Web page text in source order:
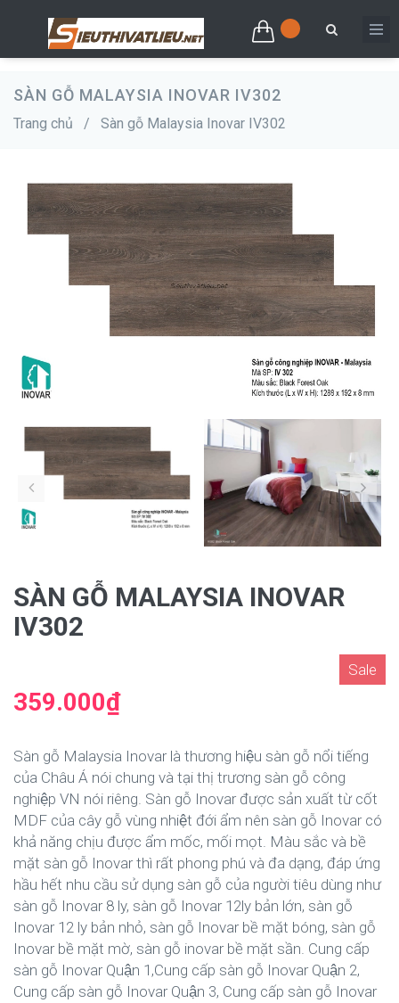
SÀN GỖ MALAYSIA INOVAR IV302
Trang chủ / Sàn gỗ Malaysia Inovar IV302
SÀN GỖ MALAYSIA INOVAR
IV302
Sale
359.000₫
Sàn gỗ Malaysia Inovar là thương hiệu sàn gỗ nổi tiếng
của Châu Á nói chung và tại thị trương sàn gỗ công
nghiệp VN nói riêng. Sàn gỗ Inovar được sản xuất từ cốt
MDF của cây gỗ vùng nhiệt đới ẩm nên sàn gỗ Inovar có
khả năng chịu được ẩm mốc, mối mọt. Màu sắc và bề
mặt sàn gỗ Inovar thì rất phong phú và đa dạng, đáp ứng
hầu hết nhu cầu sử dụng sàn gỗ của người tiêu dùng như
sàn gỗ Inovar 8 ly, sàn gỗ Inovar 12ly bản lớn, sàn gỗ
Inovar 12 ly bản nhỏ, sàn gỗ Inovar bề mặt bóng, sàn gỗ
Inovar bề mặt mờ, sàn gỗ inovar bề mặt sần. Cung cấp
sàn gỗ Inovar Quận 1,Cung cấp sàn gỗ Inovar Quận 2,
Cung cấp sàn gỗ Inovar Quận 3, Cung cấp sàn gỗ Inovar